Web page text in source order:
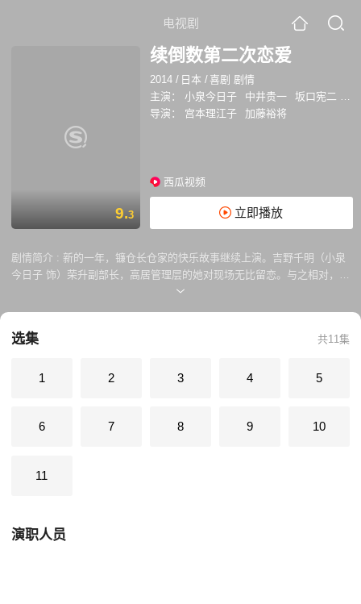
电视剧
9.3
续倒数第二次恋爱
2014 / 日本 /喜剧 剧情
主演：
小泉今日子 中井贵一 坂口宪二
内
导演：
宫本理江子 加藤裕将
西瓜视频
立即播放
剧情简介 : 新的一年，镰仓长仓家的快乐故事继续上演。吉野千明（小泉
今日子 饰）荣升副部长，高居管理层的她对现场无比留恋。与之相对，长
仓和平（中井贵一 饰）因世界遗产申报失败遭到惩罚任命，兼任观光促进
问题，无奈又回归“镰仓天使”身份。典子（饭岛直子 饰）持续聒噪，与丈
就在此时，当初用便签纸甩掉千明的青年编剧凉太（加濑亮 饰）突然出
节……
选集 共11集
1 2 3 4 5
6 7 8 9 10
11
演职人员